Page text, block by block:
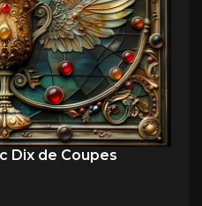
Dix de Coupes